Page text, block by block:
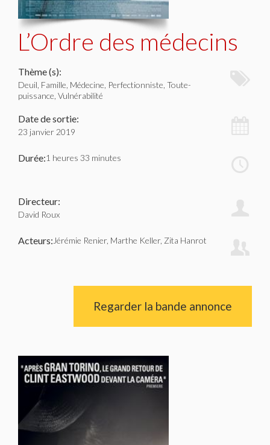
L’Ordre des médecins
Thème (s):
Deuil, Famille, Médecine, Perfectionniste, Toute-
puissance, Vulnérabilité
Date de sortie:
23 janvier 2019
Durée:1 heures 33 minutes
Directeur:
David Roux
Acteurs: Jérémie Renier, Marthe Keller, Zita Hanrot
Regarder la bande annonce